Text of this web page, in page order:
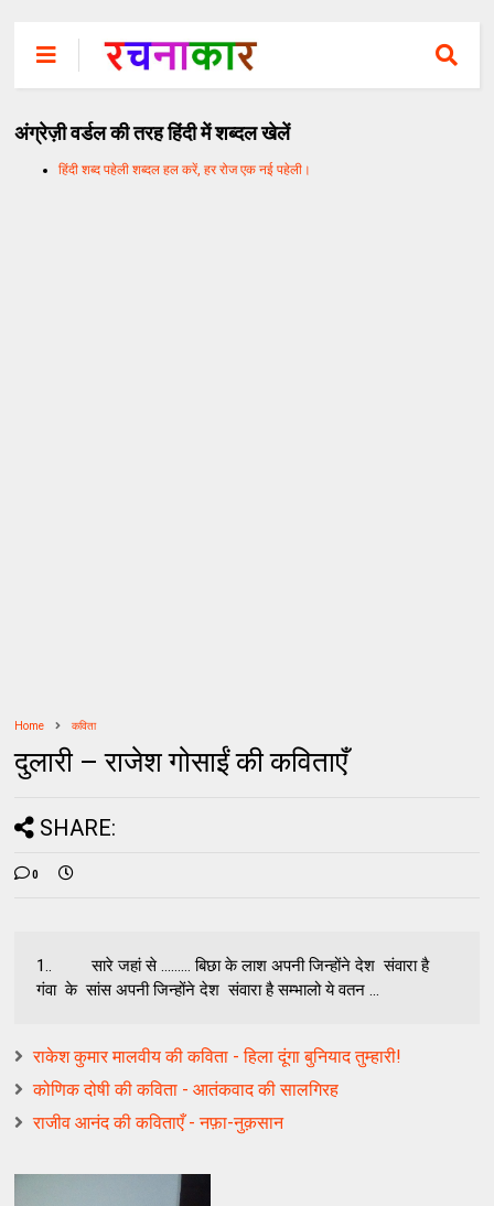
अंग्रेज़ी वर्डल की तरह हिंदी में शब्दल खेलें
हिंदी शब्द पहेली शब्दल हल करें, हर रोज एक नई पहेली।
Home कविता
दुलारी – राजेश गोसाईं की कविताएँ
SHARE:
0
1.. सारे जहां से ......... बिछा के लाश अपनी जिन्होंने देश संवारा है
गंवा के सांस अपनी जिन्होंने देश संवारा है सम्भालो ये वतन ...
राकेश कुमार मालवीय की कविता - हिला दूंगा बुनियाद तुम्हारी!
कोणिक दोषी की कविता - आतंकवाद की सालगिरह
राजीव आनंद की कविताएँ - नफ़ा-नुक़सान